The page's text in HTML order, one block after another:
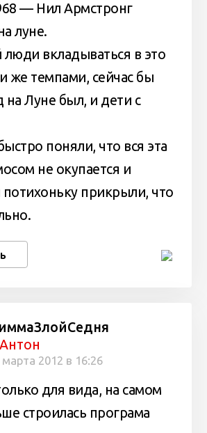
— Нил Армстронг
луне.
вкладываться в это
же темпами, сейчас бы
на Луне был, и дети с
поняли, что вся эта
не окупается и
прикрыли, что
Антон
марта 2012 в 16:26
для вида, на самом
строилась програма